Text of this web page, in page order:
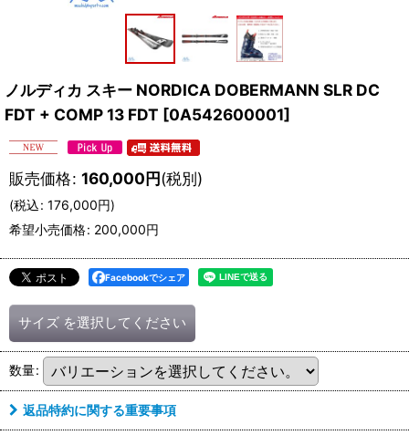
ノルディカ スキー NORDICA DOBERMANN SLR DC
FDT + COMP 13 FDT [0A542600001]
販売価格: 160,000円(税別)
(税込: 176,000円)
希望小売価格: 200,000円
Facebookでシェア
サイズ を選択してください
数量:
返品特約に関する重要事項